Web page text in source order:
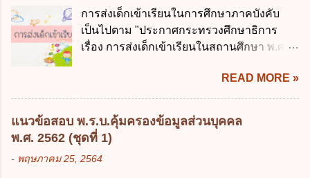
ปานกลางที่คณะรัฐมนตรีเห็นชอบแล้วไปใช้
ประกอบการพิจารณาในเรื่องต่อไปนี้ ยกเว้น
ข้อใด ก. การจัดเก็บหรือหารายได้ ข. การ
ดังต่อไปนี้ ยกเว้น ข้อใด ก. ให้มีการใช้ระบบ
ดิจิทัลอย่างคุ้มค่าและเต็มศักยภาพ ข. พัฒนา
โครงสร้างพื้นฐานด้านดิจิทัลที่จำเป็นให้เป็นไป
เครือข่ายดิจิทัล ง. เพิ่มประสิทธิภาคในการใช้
จ่ายงบประมาณให้เกิดความคุ้มค่าและเป็นไป
ตามเป้าหมาย ข้อ 3 ข้อใดกล่าวได้ถูกต้องที่สุด
เกี่ยวกับ "แผนพัฒนารัฐบาลดิจิทัล" ก. เป็นธร
การส่งเด็กเข้าเรียนในการศึกษาภาคบังคับ
เป็นไปตาม "ประกาศกระทรวงศึกษาธิการ
เรื่อง การส่งเด็กเข้าเรียนในสถานศึกษา พ.ศ.
เรื่อง หลักเกณฑ์และวิธีการปฏิบัติสำหรับผู้ที่
มิใช่ผู้ปกครองซึ่งมีเด็กที่มีอายุในเกณฑ์การ
ศึกษาภาคบังคับอาศัยอยู่" ออกตามความใน
พระราชบัญญัติการศึกษาภาคบังคับ พ.ศ.
2545 ซึ่งเป็นกฎหมายที่มีโทษทางอาญา โดย
มีสาระสำคัญดังนี้ 1. คำว่า "เด็ก" หมายถึง เด็ก
READ MORE »
แนวข้อสอบ พ.ร.บ.คุ้มครองข้อมูลส่วนบุคคล
พ.ศ. 2562 (ชุดที่ 1)
- พฤษภาคม 25, 2564